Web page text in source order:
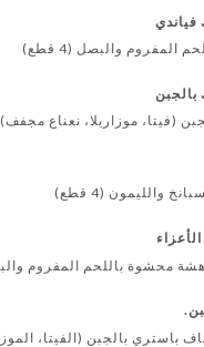
المفروم والبصل (4 قطع)
(فيتا، موزاريلا، نعناع مجفف) (4
والليمون (4 قطع)
محشوة باللحم المفروم والبصل
باستري بالجبن (الفيتا،